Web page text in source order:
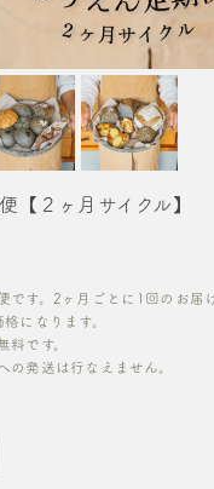
【２ヶ月サイクル】
す。2ヶ月ごとに1回のお届
になります。
料 です。
発送は行なえません。